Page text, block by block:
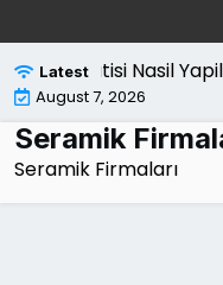
to
content
Latest
Pro Satisi Nasil Yapilir
August 7, 2026
Seramik
Seramik Firmaları